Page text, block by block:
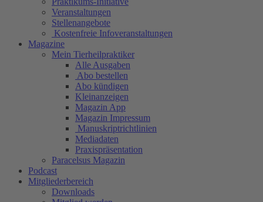
Veranstaltungen
Stellenangebote
Kostenfreie Infoveranstaltungen
Magazine
Mein Tierheilpraktiker
Alle Ausgaben
Abo bestellen
Abo kündigen
Kleinanzeigen
Magazin App
Magazin Impressum
Manuskriptrichtlinien
Mediadaten
Praxispräsentation
Paracelsus Magazin
Podcast
Mitgliederbereich
Downloads